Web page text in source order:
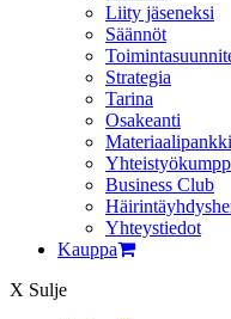
Liity jäseneksi
Säännöt
Strategia
Tarina
Osakeanti
Materiaalipankki
Business Club
Yhteystiedot
Kauppa
X Sulje